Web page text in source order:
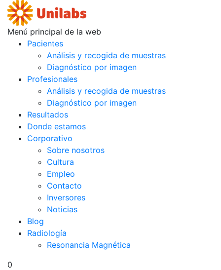
Menú principal de la web
Pacientes
Análisis y recogida de muestras
Diagnóstico por imagen
Profesionales
Análisis y recogida de muestras
Diagnóstico por imagen
Resultados
Donde estamos
Corporativo
Sobre nosotros
Cultura
Empleo
Contacto
Inversores
Noticias
Blog
Radiología
Resonancia Magnética
0